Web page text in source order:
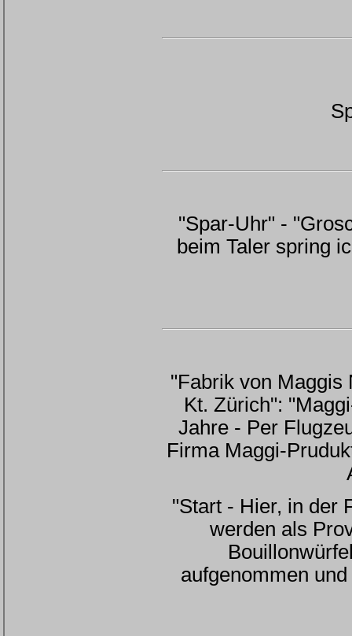
"Spar-Uhr" -
beim Taler spring
"Fabrik von Maggis
Kt. Zürich":
Jahre - Per
Firma Maggi-
"Start - Hier, in der
werden als
aufgenommen